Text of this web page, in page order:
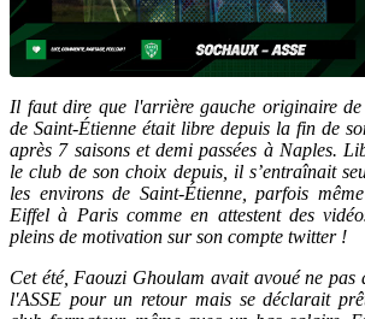
Il faut dire que l'arrière gauche originaire
de Saint-Étienne était libre depuis la fin de
après 7 saisons et demi passées à Naples.
le club de son choix depuis, il s’entraînait
les environs de Saint-Étienne, parfois
Eiffel à Paris comme en attestent des
pleins de motivation sur son compte twitter !
Cet été, Faouzi Ghoulam avait avoué ne pas
l'ASSE pour un retour mais se déclarait